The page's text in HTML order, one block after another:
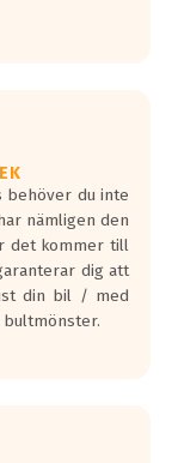
behöver du inte
nämligen den
det kommer till
dig att
din bil / med